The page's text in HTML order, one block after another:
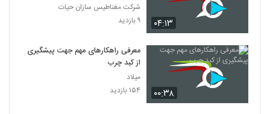
۰۴:۱۳
شرکت مغناطیس سازان حیات
۹ بازدید
۰۰:۳۸
معرفی راهکارهای مهم جهت پیشگیری
از کبد چرب
میلاد
۱۵۴ بازدید